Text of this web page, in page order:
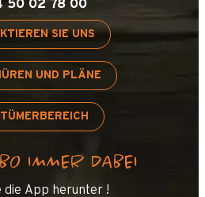
50 02 78 00
SIE UNS
UND PLÄNE
IMMER DABEI
die App herunter !